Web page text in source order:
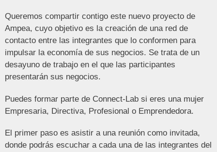
Queremos compartir contigo este nuevo proyecto de
Ampea, cuyo objetivo es la creación de una red de
contacto entre las integrantes que lo conformen para
impulsar la economía de sus negocios. Se trata de un
desayuno de trabajo en el que las participantes
presentarán sus negocios.
Puedes formar parte de Connect-Lab si eres una mujer
Empresaria, Directiva, Profesional o Emprendedora.
El primer paso es asistir a una reunión como invitada,
donde podrás escuchar a cada una de las integrantes del